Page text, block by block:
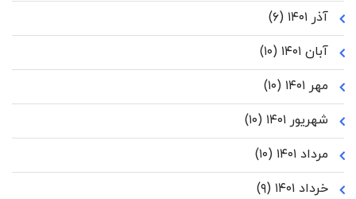
آذر ۱۴۰۱
(۶)
آبان ۱۴۰۱
(۱۰)
مهر ۱۴۰۱
(۱۰)
شهریور ۱۴۰۱
(۱۰)
مرداد ۱۴۰۱
(۱۰)
خرداد ۱۴۰۱
(۹)